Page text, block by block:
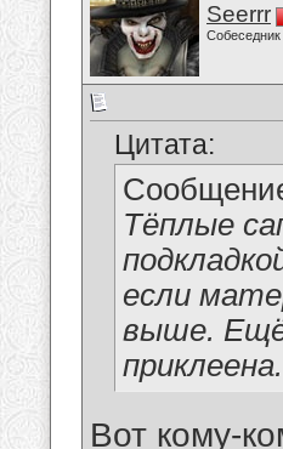
Seerrr
Собеседник
Цитата:
Тёплые
если
выше.
приклеена.
Вот кому-